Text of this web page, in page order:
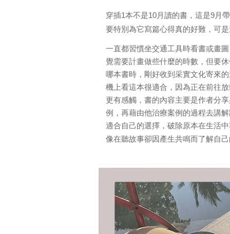
穿插1本不是10月讀的書， 這是9月
要特別為它寫篇心得真的好難，可
一直都習慣坐交通工具時看書或畫
覺需要計畫做些什麼的時數，但要
哪本書時，剛好收到采實文化寄來
機上看這本很適合，因為正在前往
更有感觸，書的內容主要是作者分
例，再藉由他治療案例的過程去講
適合自己的選擇，破除原本在生活
像在聽故事卻因產生共鳴而了解自